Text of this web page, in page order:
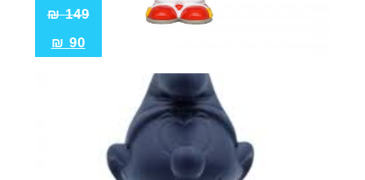
149
₪
90
₪